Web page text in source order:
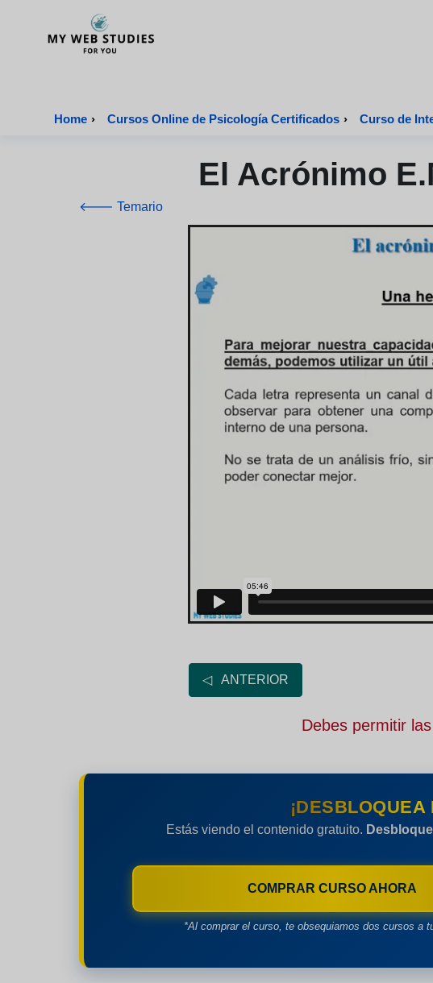
Home › Cursos Online de Psicología Certificados › Curso de
El Acrónimo
🡐 Temario
◁ ANTERIOR
Debes permitir
Estás viendo el contenido gratuito.
COMPRAR CURSO AHORA
*Al comprar el curso, te obsequiamos dos cursos a